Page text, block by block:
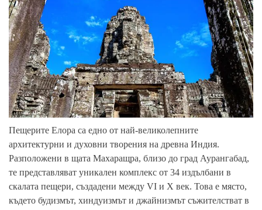
Пещерите Елора са едно от най-великолепните
архитектурни и духовни творения на древна Индия.
Разположени в щата Махаращра, близо до град Аурангабад,
те представляват уникален комплекс от 34 издълбани в
скалата пещери, създадени между VI и X век. Това е място,
където будизмът, хиндуизмът и джайнизмът съжителстват в